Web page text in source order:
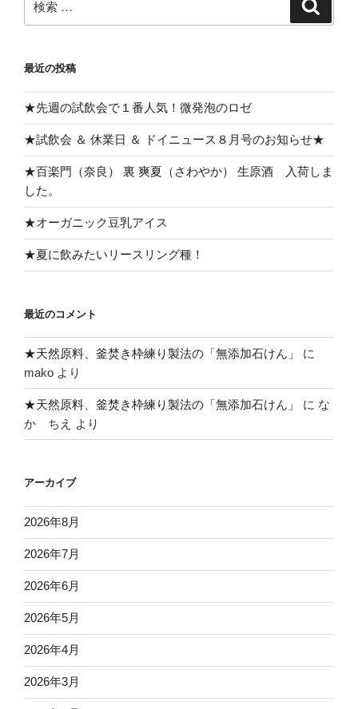
索:
最近の投稿
★先週の試飲会で１番人気！微発泡のロゼ
★試飲会 ＆ 休業日 ＆ ドイニュース８月号のお知らせ★
★百楽門（奈良） 裏 爽夏（さわやか） 生原酒 入荷しま
した。
★オーガニック豆乳アイス
★夏に飲みたいリースリング種！
最近のコメント
★天然原料、釜焚き枠練り製法の「無添加石けん」
に
mako より
★天然原料、釜焚き枠練り製法の「無添加石けん」 に な
か ちえ
より
アーカイブ
2026年8月
2026年7月
2026年6月
2026年5月
2026年4月
2026年3月